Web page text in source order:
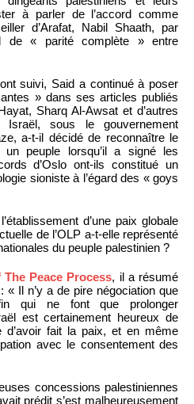
à parler de l’accord comme
d’Arafat, Nabil Shaath, par
de « parité complète » entre
suivi, Said a continué à poser
» dans ses articles publiés
Sharq Al-Awsat et d’autres
sous le gouvernement
a-t-il décidé de reconnaître le
un peuple lorsqu’il a signé les
d’Oslo ont-ils constitué un
sioniste à l’égard des « goys
d’une paix globale
de l’OLP a-t-elle représenté
du peuple palestinien ?
Peace Process, il a résumé
Il n’y a de pire négociation que
qui ne font que prolonger
est certainement heureux de
d’avoir fait la paix, et en même
avec le consentement des
concessions palestiniennes
prédit s’est malheureusement